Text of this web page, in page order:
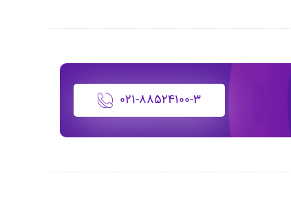
۰۲۱-۸۸۵۲۴۱۰۰-۳